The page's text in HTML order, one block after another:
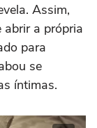
Assim,
abrir a própria
para
se
íntimas.